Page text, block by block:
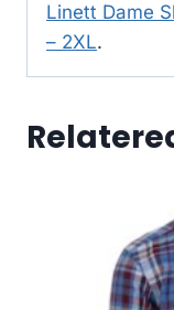
Linett Dame
– 2XL.